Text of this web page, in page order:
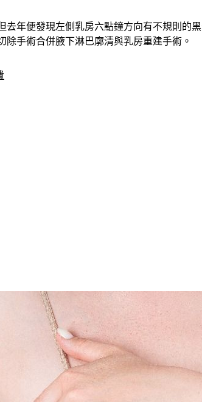
年便發現左側乳房六點鐘方向有不規則的
手術合併腋下淋巴廓清與乳房重建手術。